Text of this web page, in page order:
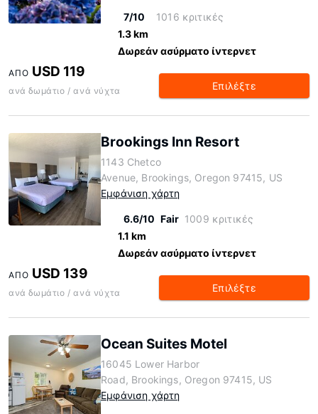
7/10
1016 κριτικές
1.3 km
Δωρεάν ασύρματο ίντερνετ
ΑΠΌ USD 119
ανά δωμάτιο / ανά νύχτα Επιλέξτε
Brookings Inn Resort
1143 Chetco
Avenue, Brookings, Oregon 97415, US
Εμφάνιση χάρτη
6.6/10 Fair 1009 κριτικές
1.1 km
Δωρεάν ασύρματο ίντερνετ
ΑΠΌ USD 139
ανά δωμάτιο / ανά νύχτα Επιλέξτε
Ocean Suites Motel
16045 Lower Harbor
Road, Brookings, Oregon 97415, US
Εμφάνιση χάρτη